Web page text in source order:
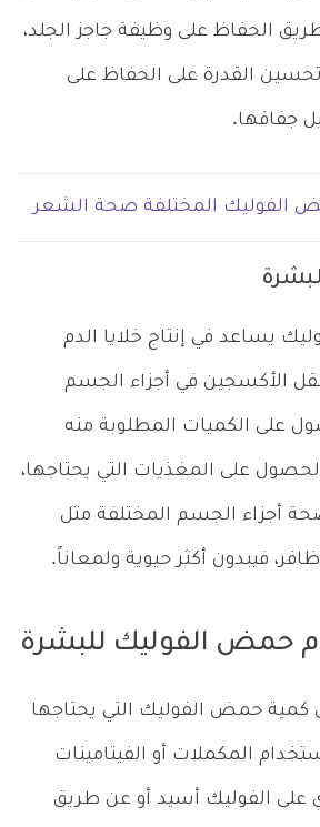
الحفاظ على وظيفة جاجز الجلد،
القدرة على الحفاظ على
جفافها.
الفوليك المختلفة صحة الشعر
يساعد في إنتاج خلايا الدم
الأكسجين في أجزاء الجسم
على الكميات المطلوبة منه
على المغذيات التي يحتاجها،
أجزاء الجسم المختلفة مثل
فيبدون أكثر حيوية ولمعاناً.
حمض الفوليك للبشرة
حمض الفوليك التي يحتاجها
المكملات أو الفيتامينات
على الفوليك أسيد أو عن طريق